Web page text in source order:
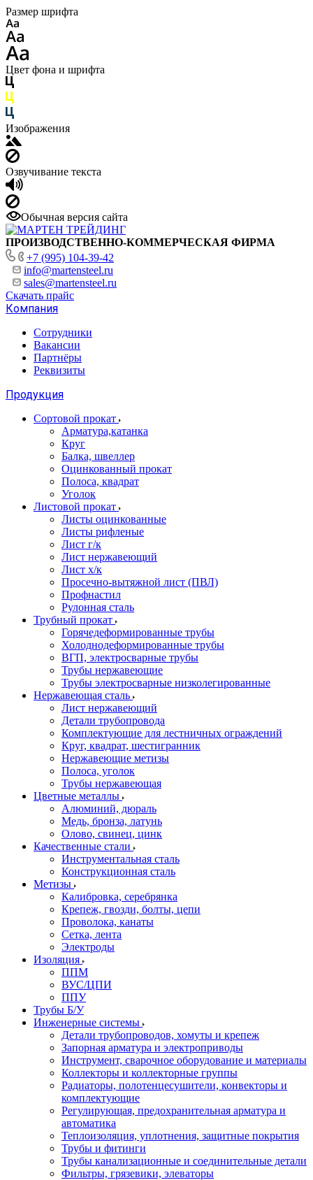
Размер шрифта
Цвет фона и шрифта
Изображения
Озвучивание текста
Обычная версия сайта
ПРОИЗВОДСТВЕННО-КОММЕРЧЕСКАЯ ФИРМА
+7 (995) 104-39-42
info@martensteel.ru
sales@martensteel.ru
Скачать прайс
Компания
Сотрудники
Вакансии
Партнёры
Реквизиты
Продукция
Сортовой прокат
Арматура,катанка
Круг
Балка, швеллер
Оцинкованный прокат
Полоса, квадрат
Уголок
Листовой прокат
Листы оцинкованные
Листы рифленые
Лист г/к
Лист нержавеющий
Лист х/к
Просечно-вытяжной лист (ПВЛ)
Профнастил
Рулонная сталь
Трубный прокат
Горячедеформированные трубы
Холоднодеформированные трубы
ВГП, электросварные трубы
Трубы нержавеющие
Трубы электросварные низколегированные
Нержавеющая сталь
Лист нержавеющий
Детали трубопровода
Комплектующие для лестничных ограждений
Круг, квадрат, шестигранник
Нержавеющие метизы
Полоса, уголок
Трубы нержавеющая
Цветные металлы
Алюминий, дюраль
Медь, бронза, латунь
Олово, cвинец, цинк
Качественные стали
Инструментальная сталь
Конструкционная сталь
Метизы
Калибровка, серебрянка
Крепеж, гвозди, болты, цепи
Проволока, канаты
Сетка, лента
Электроды
Изоляция
ППМ
ВУС/ЦПИ
ППУ
Трубы Б/У
Инженерные системы
Детали трубопроводов, хомуты и крепеж
Запорная арматура и электроприводы
Инструмент, сварочное оборудование и материалы
Коллекторы и коллекторные группы
Радиаторы, полотенцесушители, конвекторы и
комплектующие
Регулирующая, предохранительная арматура и
автоматика
Теплоизоляция, уплотнения, защитные покрытия
Трубы и фитинги
Трубы канализационные и соединительные детали
Фильтры, грязевики, элеваторы